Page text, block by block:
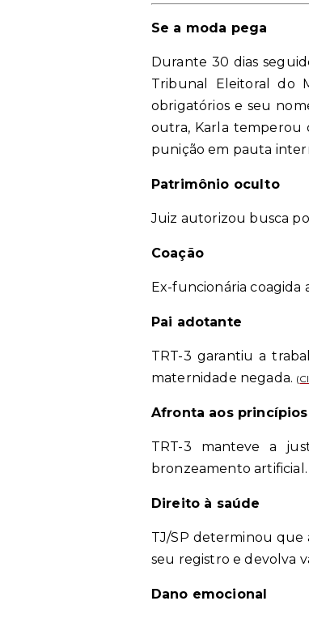
Se a moda pega
Durante 30 dias
Tribunal Eleitoral do
obrigatórios e seu
outra, Karla temperou
punição em pauta
Patrimônio oculto
Juiz autorizou busca
Coação
Ex-funcionária coagida
Pai adotante
TRT-3 garantiu a
maternidade negada. (
Afronta aos
TRT-3 manteve a
bronzeamento artificial.
Direito à saúde
TJ/SP determinou que
seu registro e devolva
Dano emocional